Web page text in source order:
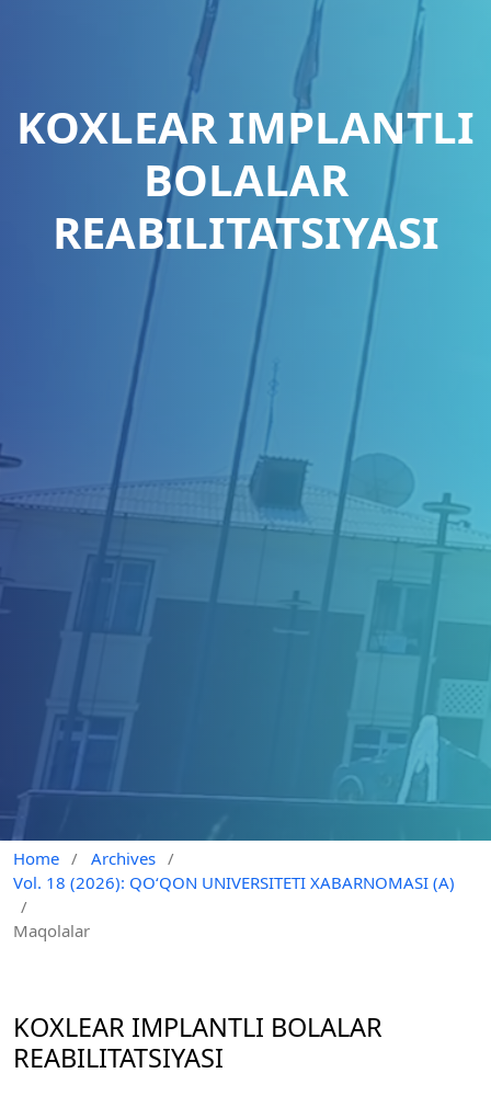
KOXLEAR IMPLANTLI
BOLALAR
REABILITATSIYASI
Home / Archives /
Vol. 18 (2026): QO‘QON UNIVERSITETI XABARNOMASI (A)
/
Maqolalar
KOXLEAR IMPLANTLI BOLALAR
REABILITATSIYASI